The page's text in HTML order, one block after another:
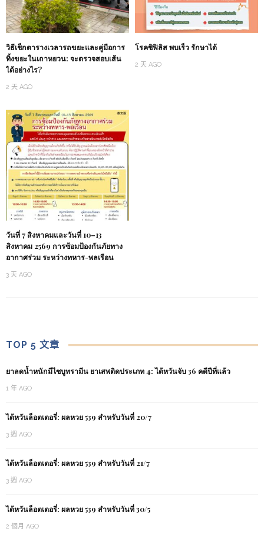
วิธีเช็กตารางเวลารถขยะและคู่มือการ
ทิ้งขยะในเถาหยวน: จะตรวจสอบเส้น
ได้อย่างไร?
2 天 AGO
โรคซิฟิลิส พบเร็ว รักษาได้
2 天 AGO
วันที่ 7 สิงหาคมและวันที่ 10–13
สิงหาคม 2569 การซ้อมป้องกันภัยทาง
อากาศร่วม ระหว่างทหาร-พลเรือน
3 天 AGO
TOP 5 文章
ยาลดน้ำหนักมีไซบูทรามีน ยาเสพติดประเภท 4: ไต้หวันจับ 36 คดีปีที่แล้ว
1 年 AGO
ไต้หวันล็อตเตอรี่: ผลหวย 539 สำหรับวันที่ 20/7
3 週 AGO
ไต้หวันล็อตเตอรี่: ผลหวย 539 สำหรับวันที่ 21/7
3 週 AGO
ไต้หวันล็อตเตอรี่: ผลหวย 539 สำหรับวันที่ 30/5
2 個月 AGO